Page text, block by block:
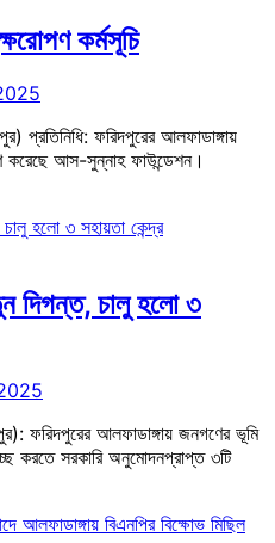
কর্মসূচি
প্রতিনিধি: ফরিদপুরের আলফাডাঙ্গায়
করেছে আস-সুন্নাহ ফাউন্ডেশন।
দিগন্ত, চালু হলো ৩
ফরিদপুরের আলফাডাঙ্গায় জনগণের ভূমি
করতে সরকারি অনুমোদনপ্রাপ্ত ৩টি